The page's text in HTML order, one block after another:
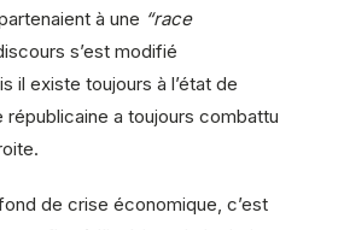
à une “race
s’est modifié
il existe toujours à l’état de
a toujours combattu
de crise économique, c’est